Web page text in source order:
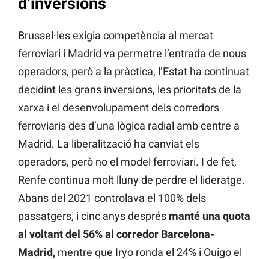
d’inversions
Brussel·les exigia competència al mercat
ferroviari i Madrid va permetre l’entrada de nous
operadors, però a la pràctica, l’Estat ha continuat
decidint les grans inversions, les prioritats de la
xarxa i el desenvolupament dels corredors
ferroviaris des d’una lògica radial amb centre a
Madrid. La liberalització ha canviat els
operadors, però no el model ferroviari. I de fet,
Renfe continua molt lluny de perdre el lideratge.
Abans del 2021 controlava el 100% dels
passatgers, i cinc anys després manté una quota
al voltant del 56% al corredor Barcelona-
Madrid, mentre que Iryo ronda el 24% i Ouigo el